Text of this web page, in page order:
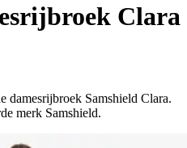
Clara
damesrijbroek Samshield Clara.
merk Samshield.